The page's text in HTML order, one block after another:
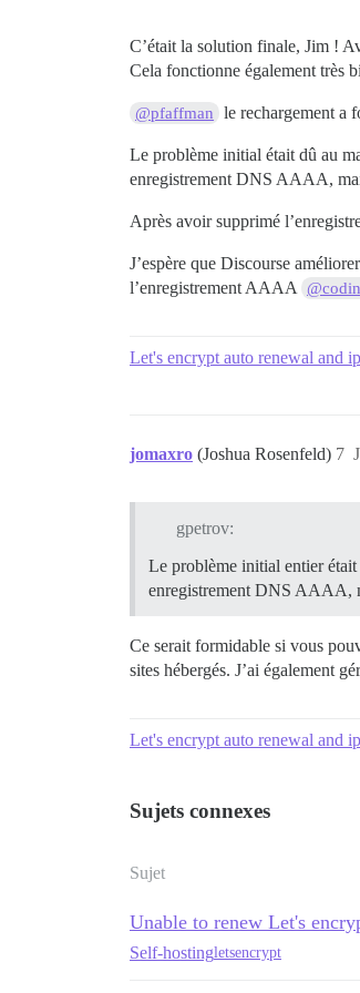
C’était la solution finale, Jim !
Cela fonctionne également très
@pfaffman le rechargement a
Le problème initial était dû au
enregistrement DNS AAAA,
Après avoir supprimé
J’espère que Discourse
l’enregistrement AAAA
Let's encrypt auto renewal and
jomaxro (Joshua Rosenfeld) 7
gpetrov:
Le problème initial entier était
enregistrement DNS AAAA,
Ce serait formidable si vous
sites hébergés. J’ai également
Let's encrypt auto renewal and
Sujets connexes
Sujet
Unable to renew Let's
Self-hostingletsencrypt